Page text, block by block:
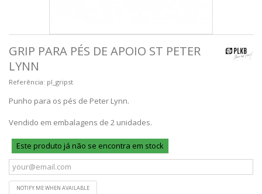
GRIP PARA PÉS DE APOIO ST PETER
LYNN
Referência: pl_gripst
Punho para os pés de Peter Lynn.
Vendido em embalagens de 2 unidades.
Este produto já não se encontra em stock
NOTIFY ME WHEN AVAILABLE